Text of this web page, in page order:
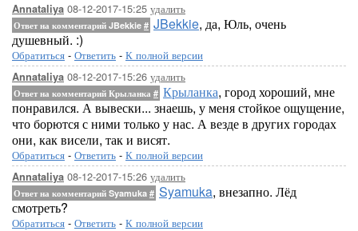
Annataliya 08-12-2017-15:25 удалить
Ответ на комментарий JBekkie # JBekkie, да, Юль, очень
душевный. :)
Обратиться - Ответить - К полной версии
Annataliya 08-12-2017-15:26 удалить
Ответ на комментарий Крыланка # Крыланка, город хороший, мне
понравился. А вывески... знаешь, у меня стойкое ощущение,
что борются с ними только у нас. А везде в других городах
они, как висели, так и висят.
Обратиться - Ответить - К полной версии
Annataliya 08-12-2017-15:26 удалить
Ответ на комментарий Syamuka # Syamuka, внезапно. Лёд
смотреть?
Обратиться - Ответить - К полной версии